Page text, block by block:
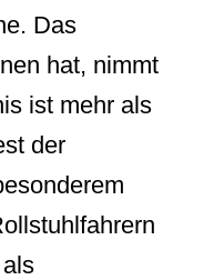
Das
hat, nimmt
ist mehr als
der